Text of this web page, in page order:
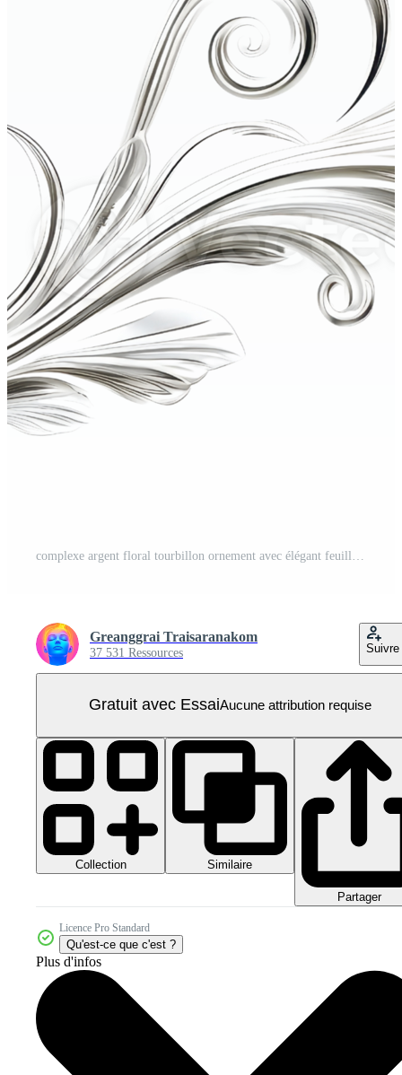
Greanggrai Traisaranakom
37 531 Ressources Suivre
Gratuit avec EssaiAucune attribution requise
Collection Similaire
Partager
Licence Pro Standard
Qu'est-ce que c'est ?
Plus d'infos